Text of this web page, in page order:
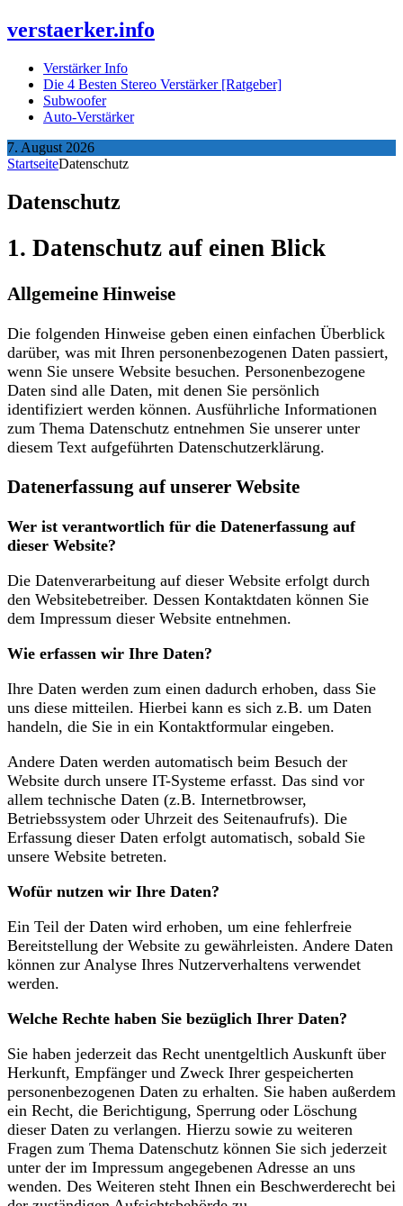
verstaerker.info
Verstärker Info
Die 4 Besten Stereo Verstärker [Ratgeber]
Subwoofer
Auto-Verstärker
7. August 2026
StartseiteDatenschutz
Datenschutz
1. Datenschutz auf einen Blick
Allgemeine Hinweise
Die folgenden Hinweise geben einen einfachen Überblick
darüber, was mit Ihren personenbezogenen Daten passiert,
wenn Sie unsere Website besuchen. Personenbezogene
Daten sind alle Daten, mit denen Sie persönlich
identifiziert werden können. Ausführliche Informationen
zum Thema Datenschutz entnehmen Sie unserer unter
diesem Text aufgeführten Datenschutzerklärung.
Datenerfassung auf unserer Website
Wer ist verantwortlich für die Datenerfassung auf
dieser Website?
Die Datenverarbeitung auf dieser Website erfolgt durch
den Websitebetreiber. Dessen Kontaktdaten können Sie
dem Impressum dieser Website entnehmen.
Wie erfassen wir Ihre Daten?
Ihre Daten werden zum einen dadurch erhoben, dass Sie
uns diese mitteilen. Hierbei kann es sich z.B. um Daten
handeln, die Sie in ein Kontaktformular eingeben.
Andere Daten werden automatisch beim Besuch der
Website durch unsere IT-Systeme erfasst. Das sind vor
allem technische Daten (z.B. Internetbrowser,
Betriebssystem oder Uhrzeit des Seitenaufrufs). Die
Erfassung dieser Daten erfolgt automatisch, sobald Sie
unsere Website betreten.
Wofür nutzen wir Ihre Daten?
Ein Teil der Daten wird erhoben, um eine fehlerfreie
Bereitstellung der Website zu gewährleisten. Andere Daten
können zur Analyse Ihres Nutzerverhaltens verwendet
werden.
Welche Rechte haben Sie bezüglich Ihrer Daten?
Sie haben jederzeit das Recht unentgeltlich Auskunft über
Herkunft, Empfänger und Zweck Ihrer gespeicherten
personenbezogenen Daten zu erhalten. Sie haben außerdem
ein Recht, die Berichtigung, Sperrung oder Löschung
dieser Daten zu verlangen. Hierzu sowie zu weiteren
Fragen zum Thema Datenschutz können Sie sich jederzeit
unter der im Impressum angegebenen Adresse an uns
wenden. Des Weiteren steht Ihnen ein Beschwerderecht bei